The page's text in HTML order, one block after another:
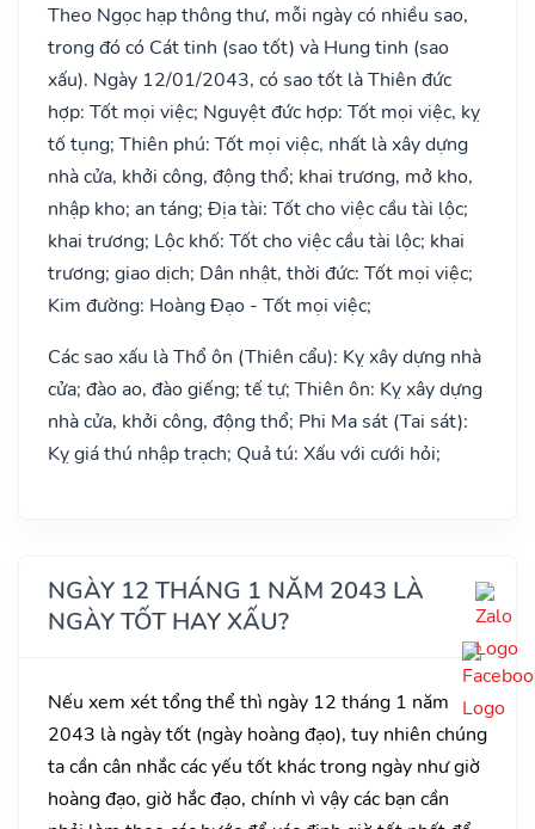
Theo Ngọc hạp thông thư, mỗi ngày có nhiều sao,
trong đó có Cát tinh (sao tốt) và Hung tinh (sao
xấu). Ngày 12/01/2043, có sao tốt là Thiên đức
hợp: Tốt mọi việc; Nguyệt đức hợp: Tốt mọi việc, kỵ
tố tụng; Thiên phú: Tốt mọi việc, nhất là xây dựng
nhà cửa, khởi công, động thổ; khai trương, mở kho,
nhập kho; an táng; Địa tài: Tốt cho việc cầu tài lộc;
khai trương; Lộc khố: Tốt cho việc cầu tài lộc; khai
trương; giao dịch; Dân nhật, thời đức: Tốt mọi việc;
Kim đường: Hoàng Đạo - Tốt mọi việc;
Các sao xấu là Thổ ôn (Thiên cẩu): Kỵ xây dựng nhà
cửa; đào ao, đào giếng; tế tự; Thiên ôn: Kỵ xây dựng
nhà cửa, khởi công, động thổ; Phi Ma sát (Tai sát):
Kỵ giá thú nhập trạch; Quả tú: Xấu với cưới hỏi;
NGÀY 12 THÁNG 1 NĂM 2043 LÀ
NGÀY TỐT HAY XẤU?
Nếu xem xét tổng thể thì ngày 12 tháng 1 năm
2043 là ngày tốt (ngày hoàng đạo), tuy nhiên chúng
ta cần cân nhắc các yếu tốt khác trong ngày như giờ
hoàng đạo, giờ hắc đạo, chính vì vậy các bạn cần